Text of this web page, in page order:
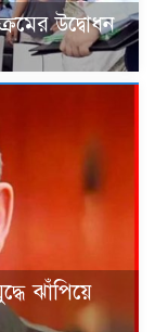
উদ্বোধন
ঝাঁপিয়ে